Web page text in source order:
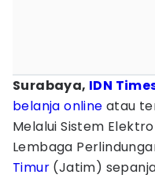
Surabaya, IDN
belanja online atau
Melalui Sistem
Lembaga
Timur (Jatim)